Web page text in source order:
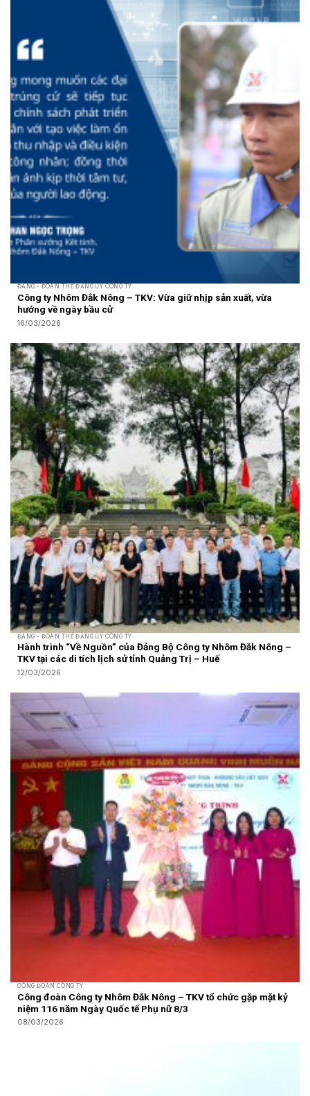
ĐẢNG - ĐOÀN THỂ ĐẢNG ỦY CÔNG TY
Công ty Nhôm Đắk Nông – TKV: Vừa giữ nhịp sản xuất, vừa
hướng về ngày bầu cử
16/03/2026
ĐẢNG - ĐOÀN THỂ ĐẢNG ỦY CÔNG TY
Hành trình “Về Nguồn” của Đảng Bộ Công ty Nhôm Đắk Nông –
TKV tại các di tích lịch sử tỉnh Quảng Trị – Huế
12/03/2026
CÔNG ĐOÀN CÔNG TY
Công đoàn Công ty Nhôm Đắk Nông – TKV tổ chức gặp mặt kỷ
niệm 116 năm Ngày Quốc tế Phụ nữ 8/3
08/03/2026